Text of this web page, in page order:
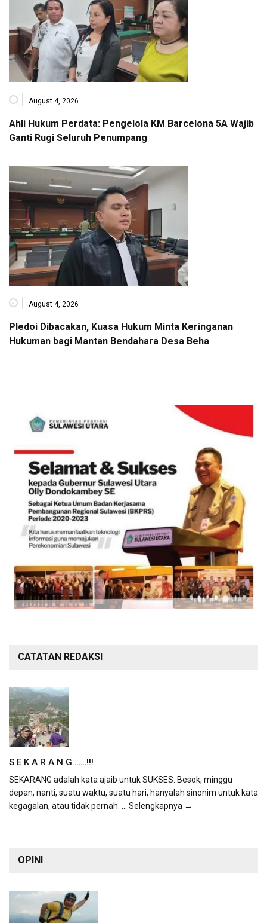
August 4, 2026
Ahli Hukum Perdata: Pengelola KM Barcelona 5A Wajib
Ganti Rugi Seluruh Penumpang
August 4, 2026
Pledoi Dibacakan, Kuasa Hukum Minta Keringanan
Hukuman bagi Mantan Bendahara Desa Beha
CATATAN REDAKSI
S E K A R A N G ……!!!
SEKARANG adalah kata ajaib untuk SUKSES. Besok, minggu
depan, nanti, suatu waktu, suatu hari, hanyalah sinonim untuk kata
kegagalan, atau tidak pernah.
... Selengkapnya →
OPINI